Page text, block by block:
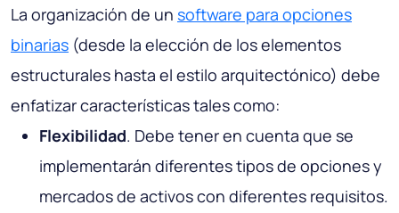
La organización de un software para opciones
binarias (desde la elección de los elementos
estructurales hasta el estilo arquitectónico) debe
enfatizar características tales como:
Flexibilidad. Debe tener en cuenta que se
implementarán diferentes tipos de opciones y
mercados de activos con diferentes requisitos.